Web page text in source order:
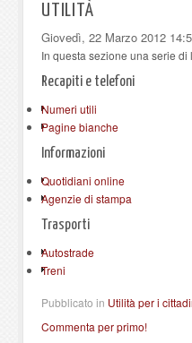
UTILITÀ
Giovedì, 22 Marzo 2012
In questa sezione una serie
Recapiti e telefoni
Numeri utili
Pagine bianche
Informazioni
Quotidiani online
Agenzie di stampa
Trasporti
Autostrade
Treni
Pubblicato in Utilità per i
Commenta per primo!